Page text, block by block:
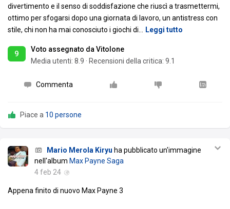
divertimento e il senso di soddisfazione che riuscì a trasmettermi,
ottimo per sfogarsi dopo una giornata di lavoro, un antistress con
stile, chi non ha mai conosciuto i giochi di
Leggi tutto
9
Voto assegnato da Vitolone
Media utenti: 8.9 · Recensioni della critica: 9.1
Commenta
Piace a 10 persone
Mario Merola Kiryu ha pubblicato un'immagine
nell'album Max Payne Saga
4 feb 24
Appena finito di nuovo Max Payne 3